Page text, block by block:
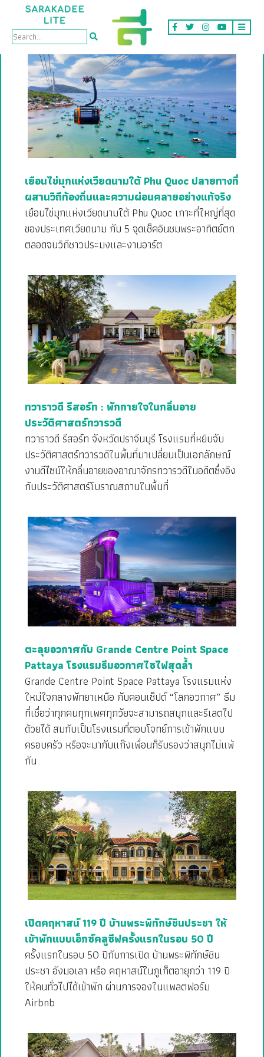
Tag: โรงแรม
เยือนไข่มุกแห่งเวียดนามใต้ Phu Quoc ปลายทางที่
ผสานวิถีท้องถิ่นและความผ่อนคลายอย่างแท้จริง
เยือนไข่มุกแห่งเวียดนามใต้ Phu Quoc เกาะที่ใหญ่ที่สุด
ของประเทศเวียดนาม กับ 5 จุดเช็คอินชมพระอาทิตย์ตก
ตลอดจนวิถีชาวประมงและงานอาร์ต
ทวาราวดี รีสอร์ท : พักกายใจในกลิ่นอาย
ประวัติศาสตร์ทวารวดี
ทวาราวดี รีสอร์ท จังหวัดปราจีนบุรี โรงแรมที่หยิบจับ
ประวัติศาสตร์ทวารวดีในพื้นที่มาเปลี่ยนเป็นเอกลักษณ์
งานดีไซน์ให้กลิ่นอายของอาณาจักรทวารวดีในอดีตซึ่งอิง
กับประวัติศาสตร์โบราณสถานในพื้นที่
ตะลุยอวกาศกับ Grande Centre Point Space
Pattaya โรงแรมธีมอวกาศไซไฟสุดล้ำ
Grande Centre Point Space Pattaya โรงแรมแห่ง
ใหม่ใจกลางพัทยาเหนือ กับคอนเซ็ปต์ “โลกอวกาศ” ธีม
ที่เชื่อว่าทุกคนทุกเพศทุกวัยจะสามารถสนุกและรีเลตไป
ด้วยได้ สมกับเป็นโรงแรมที่ตอบโจทย์การเข้าพักแบบ
ครอบครัว หรือจะมากับแก๊งเพื่อนก็รับรองว่าสนุกไม่แพ้
กัน
เปิดคฤหาสน์ 119 ปี บ้านพระพิทักษ์ชินประชา ให้
เข้าพักแบบเอ็กซ์คลูซีฟครั้งแรกในรอบ 50 ปี
ครั้งแรกในรอบ 50 ปีกับการเปิด บ้านพระพิทักษ์ชิน
ประชา อังมอเลา หรือ คฤหาสน์ในภูเก็ตอายุกว่า 119 ปี
ให้คนทั่วไปได้เข้าพัก ผ่านการจองในแพลตฟอร์ม
Airbnb